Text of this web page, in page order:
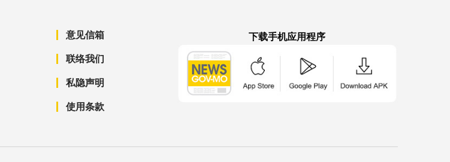
意见信箱
联络我们
私隐声明
使用条款
下载手机应用程序